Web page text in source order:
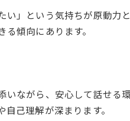
」という気持ちが原動力
傾向にあります。
ながら、安心して話せる
己理解が深まります。